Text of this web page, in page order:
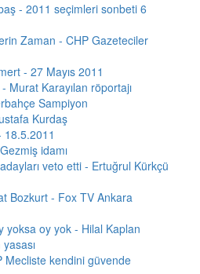
- 2011 seçimleri sonbeti 6
Zaman - CHP Gazeteciler
- 27 Mayıs 2011
Murat Karayılan röportajı
Sampiyon
Kurdaş
18.5.2011
idamı
adayları veto etti - Ertuğrul Kürkçü
Bozkurt - Fox TV Ankara
yoksa oy yok - Hilal Kaplan
Mecliste kendini güvende